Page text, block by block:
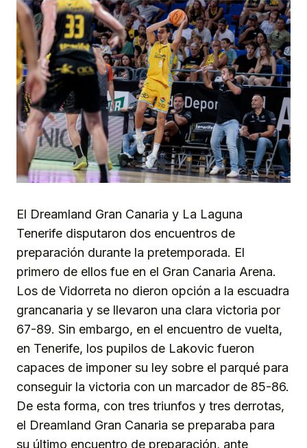
El Dreamland Gran Canaria y La Laguna
Tenerife disputaron dos encuentros de
preparación durante la pretemporada. El
primero de ellos fue en el Gran Canaria Arena.
Los de Vidorreta no dieron opción a la escuadra
grancanaria y se llevaron una clara victoria por
67-89. Sin embargo, en el encuentro de vuelta,
en Tenerife, los pupilos de Lakovic fueron
capaces de imponer su ley sobre el parqué para
conseguir la victoria con un marcador de 85-86.
De esta forma, con tres triunfos y tres derrotas,
el Dreamland Gran Canaria se preparaba para
su último encuentro de preparación, ante